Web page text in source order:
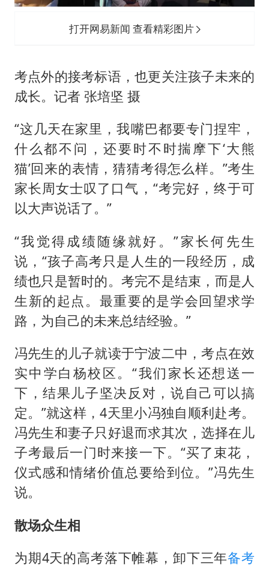
打开网易新闻 查看精彩图片
考点外的接考标语，也更关注孩子未来的
成长。记者 张培坚 摄
“这几天在家里，我嘴巴都要专门捏牢，
什么都不问，还要时不时揣摩下‘大熊
猫’回来的表情，猜猜考得怎么样。”考生
家长周女士叹了口气，“考完好，终于可
以大声说话了。”
“我觉得成绩随缘就好。”家长何先生
说，“孩子高考只是人生的一段经历，成
绩也只是暂时的。考完不是结束，而是人
生新的起点。最重要的是学会回望求学
路，为自己的未来总结经验。”
冯先生的儿子就读于宁波二中，考点在效
实中学白杨校区。“我们家长还想送一
下，结果儿子坚决反对，说自己可以搞
定。”就这样，4天里小冯独自顺利赴考。
冯先生和妻子只好退而求其次，选择在儿
子考最后一门时来接一下。“买了束花，
仪式感和情绪价值总要给到位。”冯先生
说。
散场众生相
为期4天的高考落下帷幕，卸下三年备考